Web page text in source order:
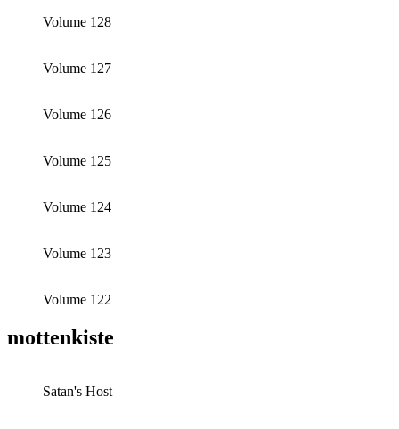
Volume 128
Volume 127
Volume 126
Volume 125
Volume 124
Volume 123
Volume 122
mottenkiste
Satan's Host